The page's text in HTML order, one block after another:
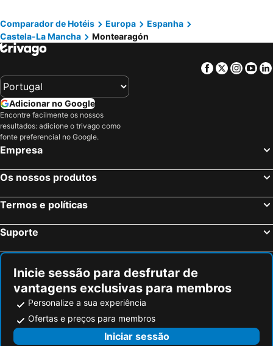
El Barco de Ávila, Castela e Leão Hotéis
Collado Villalba, Madrid Hotéis
Boadilla del Monte, Madrid Hotéis
Móstoles, Madrid Hotéis
Mocejón, Castela-La Mancha Hotéis
Ciudad Real, Castela-La Mancha Hotéis
Aranjuez, Madrid Hotéis
Chinchón, Madrid Hotéis
Santa Cruz de Mudela, Castela-La Mancha Hotéis
Manzanares, Castela-La Mancha Hotéis
Islantilla, Andaluzia Hotéis
Barcelona, Catalunha Hotéis
Sangenjo, Galiza Hotéis
Isla Cristina, Andaluzia Hotéis
Comparador de Hotéis Europa
Espanha
Castela-La Mancha
Montearagón
Facebook
Twitter
Adicionar no Google
Encontre facilmente os nossos
resultados: adicione o trivago como
fonte preferencial no Google.
Empresa
Os nossos produtos
Termos e políticas
Suporte
Inicie sessão para desfrutar de
vantagens exclusivas para membros
Personalize a sua experiência
Ofertas e preços para membros
Iniciar sessão